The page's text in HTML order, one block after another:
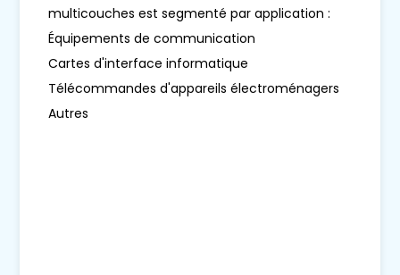
multicouches est segmenté par application :
Équipements de communication
Cartes d'interface informatique
Télécommandes d'appareils électroménagers
Autres